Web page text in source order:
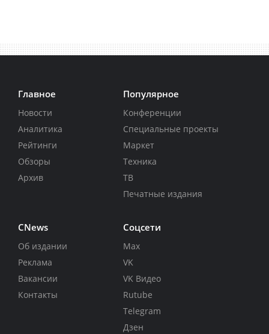
Главное
Новости
Аналитика
Рейтинги
Обзоры
Архив
Популярное
Конференции
Специальные проекты
Маркет
Техника
ТВ
Печатные издания
CNews
Об издании
Реклама
Вакансии
Контакты
Соцсети
Max
VK
VK Видео
Rutube
Telegram
Дзен